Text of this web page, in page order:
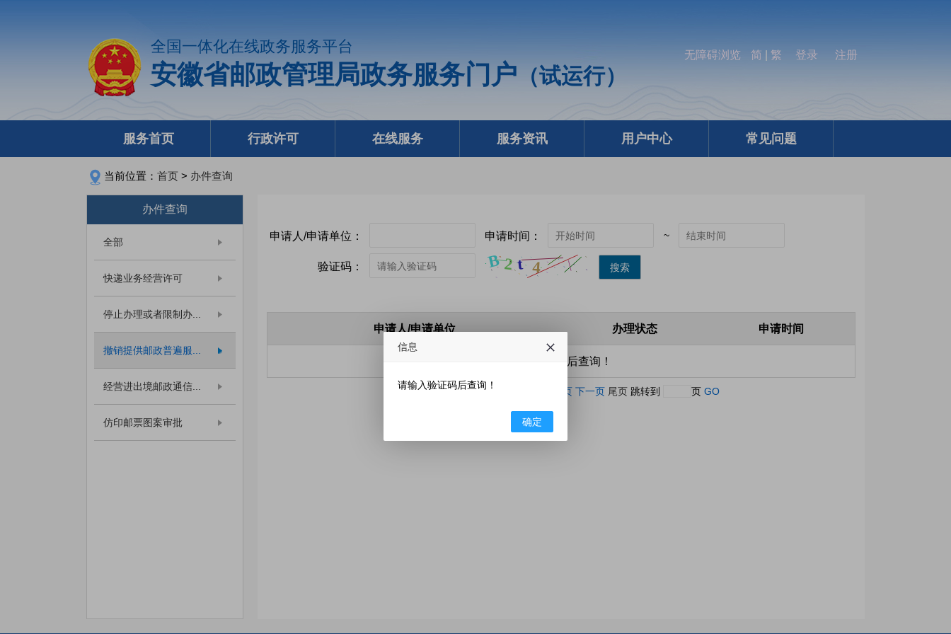
全国一体化在线政务服务平台
安徽省邮政管理局政务服务门户 （试运行）
无障碍浏览 简 繁 登录 注册
服务首页 行政许可 在线服务 服务资讯 用户中心 常见问题
当前位置： 首页 > 办件查询
办件查询
全部
快递业务经营许可
停止办理或者限制办...
撤销提供邮政普遍服...
经营进出境邮政通信...
仿印邮票图案审批
申请人/申请单位： 申请时间： ~
验证码： 搜索
申请人/申请单位 办理状态 申请时间
请输入条件后查询！
当前第 页 共 上一页 下一页 尾页 跳转到 页 GO
信息
请输入验证码后查询！
确定